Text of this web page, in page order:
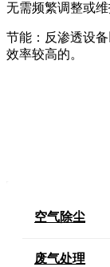
无需频繁调整或维
节能：反渗透设
效率较高的。
空气除尘
废气处理